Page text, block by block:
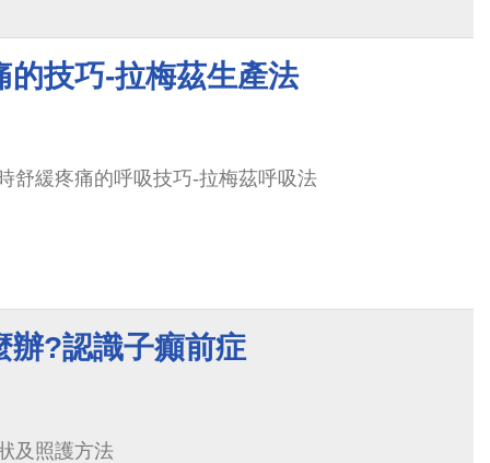
的技巧-拉梅茲生產法
舒緩疼痛的呼吸技巧-拉梅茲呼吸法
辦?認識子癲前症
及照護方法